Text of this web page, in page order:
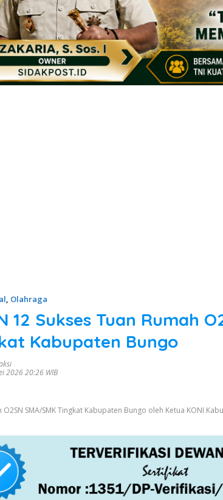
, Olahraga
12 Sukses Tuan Rumah
Kabupaten Bungo
2026 20:26 WIB
O2SN SMA/SMK Tingkat Kabupaten Bungo oleh Ketua KONI